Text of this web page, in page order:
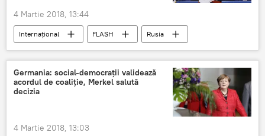
4 Martie 2018, 13:44
Internaţional FLASH
Rusia
Canada-SUA
performanță Sport
Germania: social-democrații validează
acordul de coaliție, Merkel salută
decizia
4 Martie 2018, 13:03